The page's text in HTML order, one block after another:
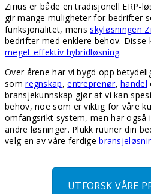
Zirius er både en tradisjonell ERP-
gir mange muligheter for bedrifter
funksjonalitet, mensskyløsningen
bedrifter med enklere behov. Disse
meget effektiv hybridløsning.
Over årene har vi bygd opp
somregnskap,entreprenør,handel
bransjekunnskap gjør at vi kan
behov, noe som er viktig for våre
omfangsrikt system, men har også
andre løsninger. Plukk rutiner din
velg en av våre ferdige
UTFORSK VÅRE